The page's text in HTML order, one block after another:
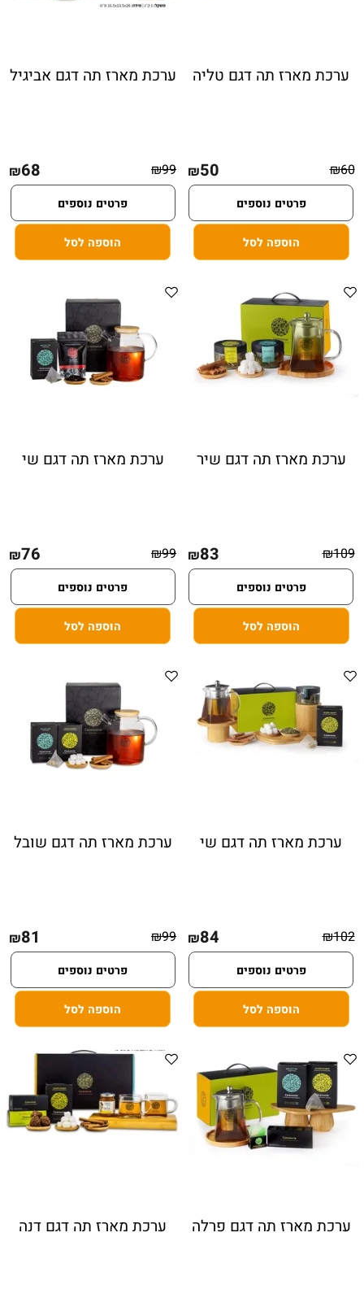
ערכת מארז תה דגם טליה
₪60
₪50
פרטים נוספים
הוספה לסל
ערכת מארז תה דגם אביגיל
₪99
₪68
פרטים נוספים
הוספה לסל
ערכת מארז תה דגם שיר
₪109
₪83
פרטים נוספים
הוספה לסל
ערכת מארז תה דגם שי
₪99
₪76
פרטים נוספים
הוספה לסל
ערכת מארז תה דגם שי
₪102
₪84
פרטים נוספים
הוספה לסל
ערכת מארז תה דגם שובל
₪99
₪81
פרטים נוספים
הוספה לסל
ערכת מארז תה דגם פרלה ערכת מארז תה דגם דנה